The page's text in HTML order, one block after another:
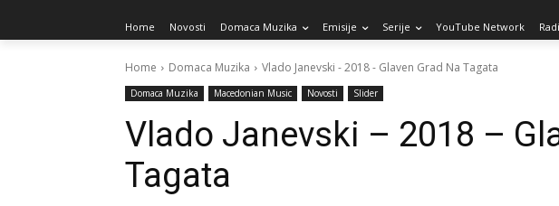
Home Novosti Domaca Muzika Emisije Serije YouTube Network
Home Domaca Muzika Vlado Janevski - 2018 - Glaven Grad Na Tagata
Domaca Muzika Macedonian Music Novosti Slider
Vlado Janevski – 2018 –
Tagata